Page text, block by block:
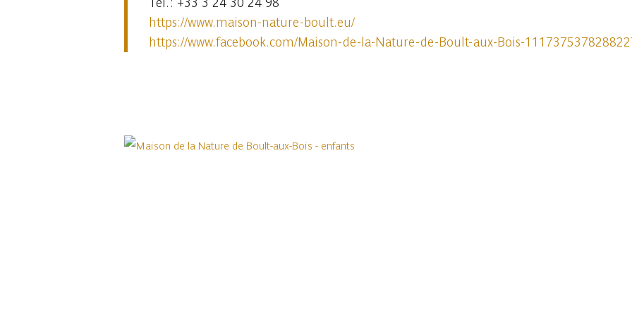
https://www.maison-nature-boult.eu/
https://www.facebook.com/Maison-de-la-Nature-de-Boult-aux-Bois-